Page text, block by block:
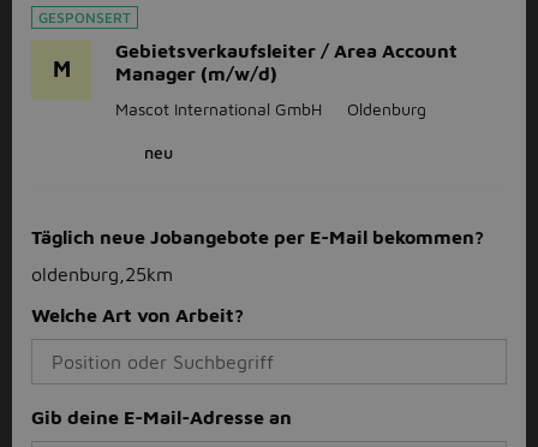
GESPONSERT
M
Gebietsverkaufsleiter / Area Account
Manager (m/w/d)
Mascot International GmbH Oldenburg
neu
Täglich neue Jobangebote per E-Mail bekommen?
oldenburg,25km
Welche Art von Arbeit?
Gib deine E-Mail-Adresse an